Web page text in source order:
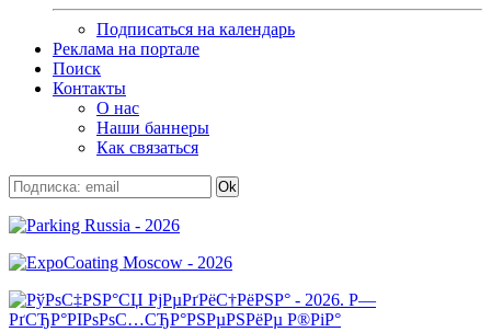
Подписаться на календарь
Реклама на портале
Поиск
Контакты
О нас
Наши баннеры
Как связаться